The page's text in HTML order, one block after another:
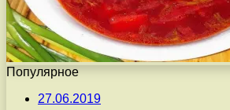
Популярное
27.06.2019